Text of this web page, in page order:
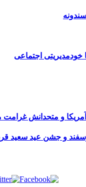
اجتماعی
و‌ متحدانش غرامت
و جشن عید سعید